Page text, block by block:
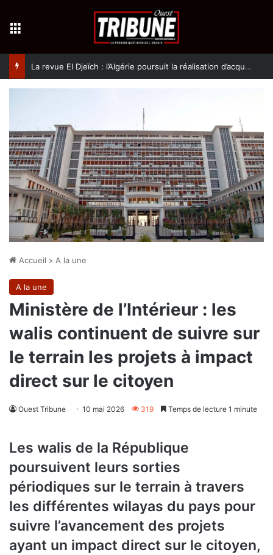
La revue El Djeïch : l’Algérie poursuit la réalisation d’acquis qualitatifs et historiques dans un climat de sécurité et de stabilité
Accueil > A la une
A la une
Ministère de l’Intérieur : les
walis continuent de suivre sur
le terrain les projets à impact
direct sur le citoyen
Ouest Tribune 10 mai 2026 319 Temps de lecture 1 minute
Les walis de la République
poursuivent leurs sorties
périodiques sur le terrain à travers
les différentes wilayas du pays pour
suivre l’avancement des projets
ayant un impact direct sur le citoyen,